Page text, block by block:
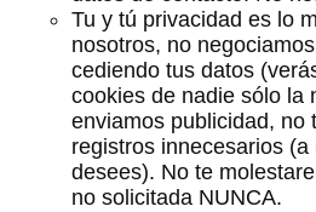
Tu y tú privacidad es lo
nosotros, no
cediendo tus datos
cookies de nadie sólo la
enviamos publicidad, no
registros innecesarios
desees). No te
no solicitada NUNCA.